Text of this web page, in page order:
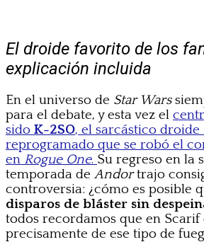
El droide favorito de los
explicación incluida
En el universo de Star Wars
para el debate, y esta vez el
sido K-2SO, el sarcástico
reprogramado que se robó el
en Rogue One. Su regreso en la
temporada deAndortrajo
controversia: ¿cómo es posible
disparos de bláster sin
todos recordamos que en
precisamente de ese tipo de